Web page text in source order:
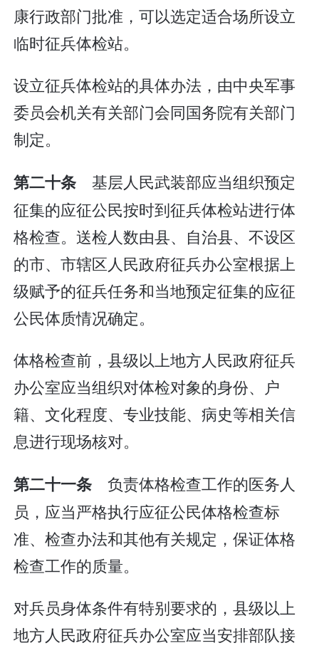
康行政部门批准，可以选定适合场所设立
临时征兵体检站。
设立征兵体检站的具体办法，由中央军事
委员会机关有关部门会同国务院有关部门
制定。
第二十条 基层人民武装部应当组织预定
征集的应征公民按时到征兵体检站进行体
格检查。送检人数由县、自治县、不设区
的市、市辖区人民政府征兵办公室根据上
级赋予的征兵任务和当地预定征集的应征
公民体质情况确定。
体格检查前，县级以上地方人民政府征兵
办公室应当组织对体检对象的身份、户
籍、文化程度、专业技能、病史等相关信
息进行现场核对。
第二十一条 负责体格检查工作的医务人
员，应当严格执行应征公民体格检查标
准、检查办法和其他有关规定，保证体格
检查工作的质量。
对兵员身体条件有特别要求的，县级以上
地方人民政府征兵办公室应当安排部队接